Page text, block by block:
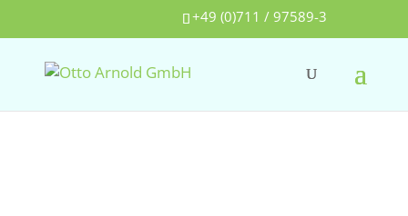
+49 (0)711 / 97589-3